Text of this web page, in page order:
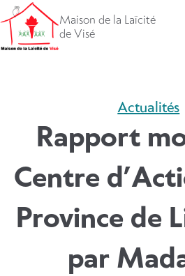
Aller
directement
vers
Maison de la Laïcité
de Visé
Actualités
Rapport
Centre
Province de
par